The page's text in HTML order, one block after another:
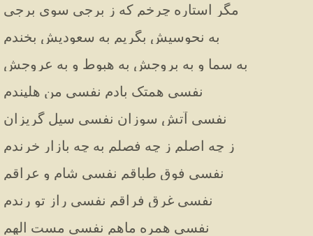
مگر استاره چرخم که ز برجی سوی برجی
به نحوسیش بگریم به سعودیش بخندم
به سما و به بروجش به هبوط و به عروجش
نفسی همتک بادم نفسی من هلپندم
نفسی آتش سوزان نفسی سیل گریزان
ز چه اصلم ز چه فصلم به چه بازار خرندم
نفسی فوق طباقم نفسی شام و عراقم
نفسی غرق فراقم نفسی راز تو رندم
نفسی همره ماهم نفسی مست الهم